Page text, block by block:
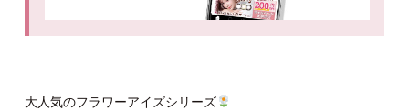
大人気のフラワーアイズシリーズ